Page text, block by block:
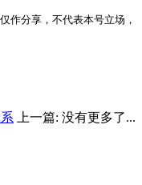
作分享，不代表本号立场，
上一篇: 没有更多了...